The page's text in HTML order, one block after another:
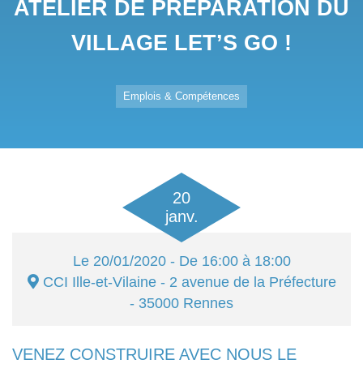
ATELIER DE PRÉPARATION DU
VILLAGE LET’S GO !
Emplois & Compétences
20
janv.
Le 20/01/2020- De 16:00 à 18:00
CCI Ille-et-Vilaine- 2 avenue de la Préfecture
- 35000 Rennes
VENEZ CONSTRUIRE AVEC NOUS LE